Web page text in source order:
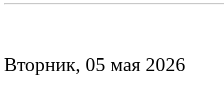
Вторник, 05 мая 2026